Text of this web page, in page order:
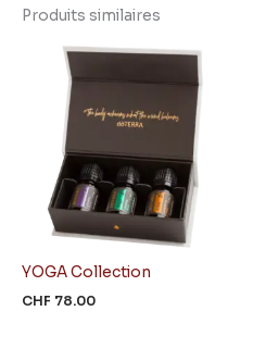
Produits similaires
YOGA Collection
CHF 78.00